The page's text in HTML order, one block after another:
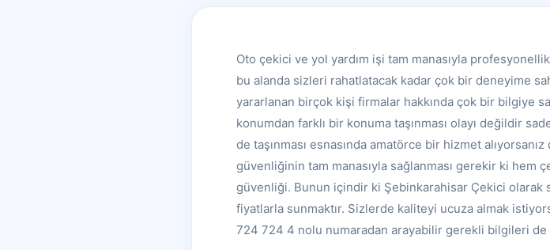
Oto çekici ve yol yardım işi tam manasıyla
bu alanda sizleri rahatlatacak kadar çok bir deneyime
yararlanan birçok kişi firmalar hakkında çok bir bilgiye
konumdan farklı bir konuma taşınması olayı değildir
de taşınması esnasında amatörce bir hizmet
güvenliğinin tam manasıyla sağlanması gerekir ki hem
güvenliği. Bunun içindir ki Şebinkarahisar Çekici olarak
fiyatlarla sunmaktır. Sizlerde kaliteyi ucuza almak
724 724 4 nolu numaradan arayabilir gerekli bilgileri